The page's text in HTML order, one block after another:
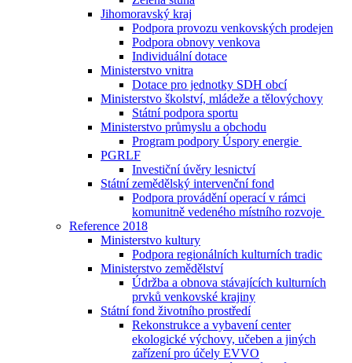
Jihomoravský kraj
Podpora provozu venkovských prodejen
Podpora obnovy venkova
Individuální dotace
Ministerstvo vnitra
Dotace pro jednotky SDH obcí
Ministerstvo školství, mládeže a tělovýchovy
Státní podpora sportu
Ministerstvo průmyslu a obchodu
Program podpory Úspory energie
PGRLF
Investiční úvěry lesnictví
Státní zemědělský intervenční fond
Podpora provádění operací v rámci
komunitně vedeného místního rozvoje
Reference 2018
Ministerstvo kultury
Podpora regionálních kulturních tradic
Ministerstvo zemědělství
Údržba a obnova stávajících kulturních
prvků venkovské krajiny
Státní fond životního prostředí
Rekonstrukce a vybavení center
ekologické výchovy, učeben a jiných
zařízení pro účely EVVO